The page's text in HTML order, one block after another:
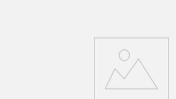
página que buscaba.